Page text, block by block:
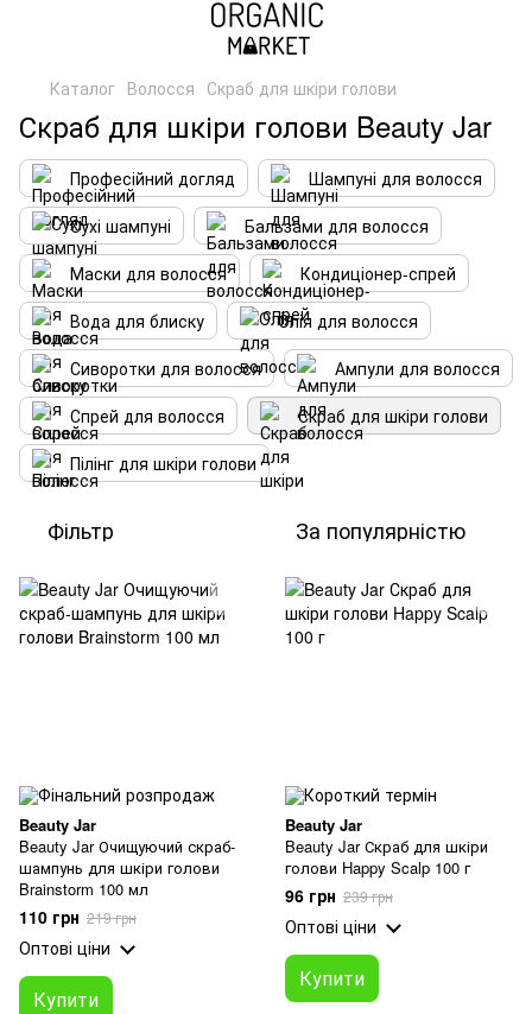
Каталог Волосся Скраб для шкіри голови
Скраб для шкіри голови Beauty Jar
Професійний догляд
Шампуні для волосся
Сухі шампуні
Бальзами для волосся
Маски для волосся
Кондиціонер-спрей
Вода для блиску
Олія для волосся
Сиворотки для волосся
Ампули для волосся
Спрей для волосся
Скраб для шкіри голови
Пілінг для шкіри голови
Фільтр За популярністю
Beauty Jar
Beauty Jar Очищуючий скраб-
шампунь для шкіри голови
Brainstorm 100 мл
110 грн 219 грн
Оптові ціни
Купити
Beauty Jar
Beauty Jar Скраб для шкіри
голови Happy Scalp 100 г
96 грн 239 грн
Оптові ціни
Купити